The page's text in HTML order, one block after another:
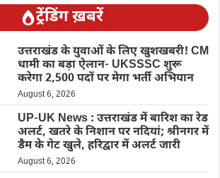
ट्रेंडिंग ख़बरें
उत्तराखंड के युवाओं के लिए खुशखबरी! CM
धामी का बड़ा ऐलान- UKSSSC शुरू
करेगा 2,500 पदों पर मेगा भर्ती अभियान
August 6, 2026
UP-UK News : उत्तराखंड में बारिश का रेड
अलर्ट, खतरे के निशान पर नदियां; श्रीनगर में
डैम के गेट खुले, हरिद्वार में अलर्ट जारी
August 6, 2026